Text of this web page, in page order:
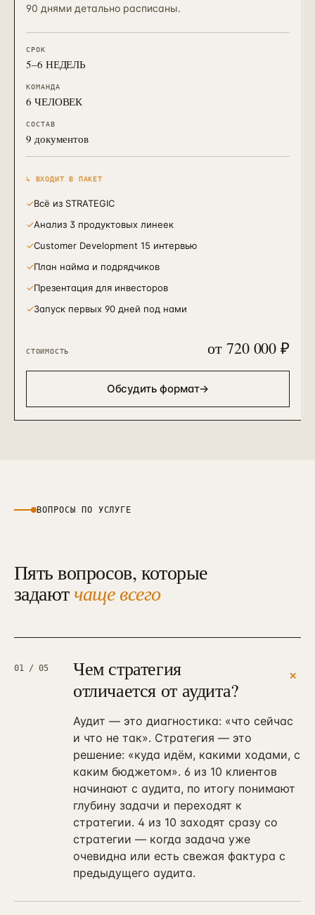
90 днями детально расписаны.
СРОК
5–6 НЕДЕЛЬ
КОМАНДА
6 ЧЕЛОВЕК
СОСТАВ
9 документов
↳ ВХОДИТ В ПАКЕТ
✓Всё из STRATEGIC
✓Анализ 3 продуктовых линеек
✓Customer Development 15 интервью
✓План найма и подрядчиков
✓Презентация для инвесторов
✓Запуск первых 90 дней под нами
СТОИМОСТЬ от 720 000 ₽
Обсудить формат→
ВОПРОСЫ ПО УСЛУГЕ
Пять вопросов, которые
задаютчаще всего
01 / 05
Чем стратегия
отличается от аудита?
+
Аудит — это диагностика: «что сейчас
и что не так». Стратегия — это
решение: «куда идём, какими ходами, с
каким бюджетом». 6 из 10 клиентов
начинают с аудита, по итогу понимают
глубину задачи и переходят к
стратегии. 4 из 10 заходят сразу со
стратегии — когда задача уже
очевидна или есть свежая фактура с
предыдущего аудита.